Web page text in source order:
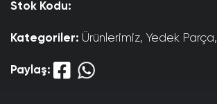
Stok Kodu:
Kategoriler: Ürünlerimiz, Yedek Parça,
Paylaş: